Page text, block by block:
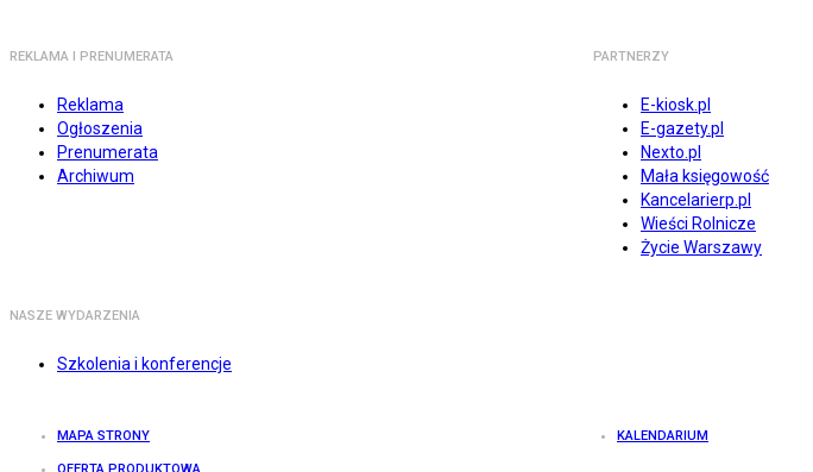
REKLAMA I PRENUMERATA
Reklama
Ogłoszenia
Prenumerata
Archiwum
PARTNERZY
E-kiosk.pl
E-gazety.pl
Nexto.pl
Mała księgowość
Kancelarierp.pl
Wieści Rolnicze
Życie Warszawy
NASZE WYDARZENIA
Szkolenia i konferencje
MAPA STRONY KALENDARIUM